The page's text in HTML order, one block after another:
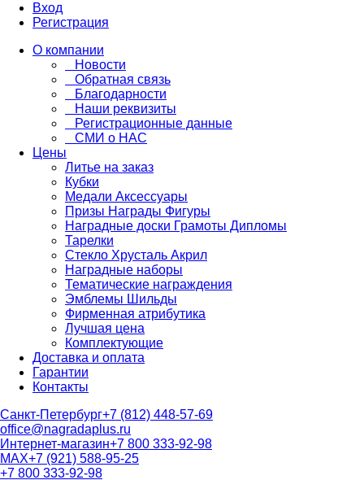
Вход
Регистрация
О компании
Новости
Обратная связь
Благодарности
Наши реквизиты
Регистрационные данные
СМИ о НАС
Цены
Литье на заказ
Кубки
Медали Аксессуары
Призы Награды Фигуры
Наградные доски Грамоты Дипломы
Тарелки
Стекло Хрусталь Акрил
Наградные наборы
Тематические награждения
Эмблемы Шильды
Фирменная атрибутика
Лучшая цена
Комплектующие
Доставка и оплата
Гарантии
Контакты
Санкт-Петербург+7 (812) 448-57-69
office@nagradaplus.ru
Интернет-магазин+7 800 333-92-98
MAX+7 (921) 588-95-25
+7 800 333-92-98